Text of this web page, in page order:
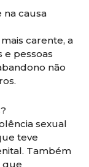
na causa
carente, a
e pessoas
não
sexual
teve
Também
que